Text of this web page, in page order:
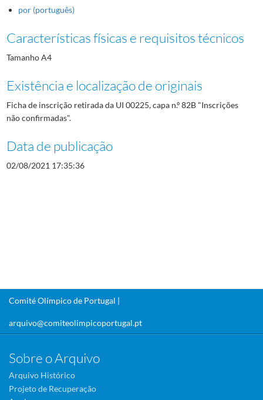
por (português)
Características físicas e requisitos técnicos
Tamanho A4
Existência e localização de originais
Ficha de inscrição retirada da UI 00225, capa n.º 82B "Inscrições
não confirmadas".
Data de publicação
02/08/2021 17:35:36
Comité Olímpico de Portugal |
arquivo@comiteolimpicoportugal.pt
Sobre o Arquivo
Arquivo Histórico
Projeto de Recuperação